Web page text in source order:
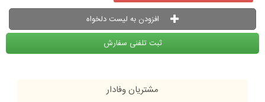
افزودن به لیست دلخواه
ثبت تلفنی سفارش
مشتریان وفادار